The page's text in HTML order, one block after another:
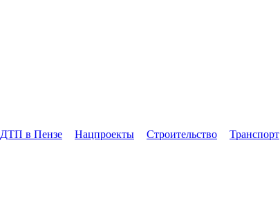
ДТП в Пензе Нацпроекты Строительство Транспорт